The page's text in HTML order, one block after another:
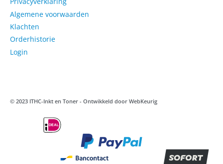
Algemene voorwaarden
Klachten
Orderhistorie
Login
© 2023 ITHC-Inkt en Toner - Ontwikkeld door WebKeurig